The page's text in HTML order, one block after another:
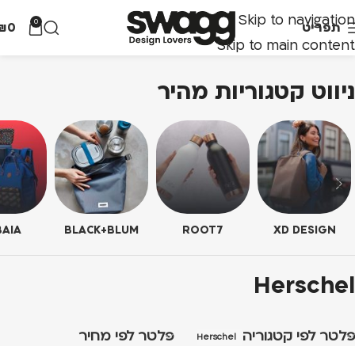
Skip to navigation
Skip to main content
תפריט 0
0
ניווט קטגוריות מהיר
XD DESIGN
ROOT7
BLACK+BLUM
Herschel
פלטר לפי קטגוריה Herschel פלטר לפי מחיר